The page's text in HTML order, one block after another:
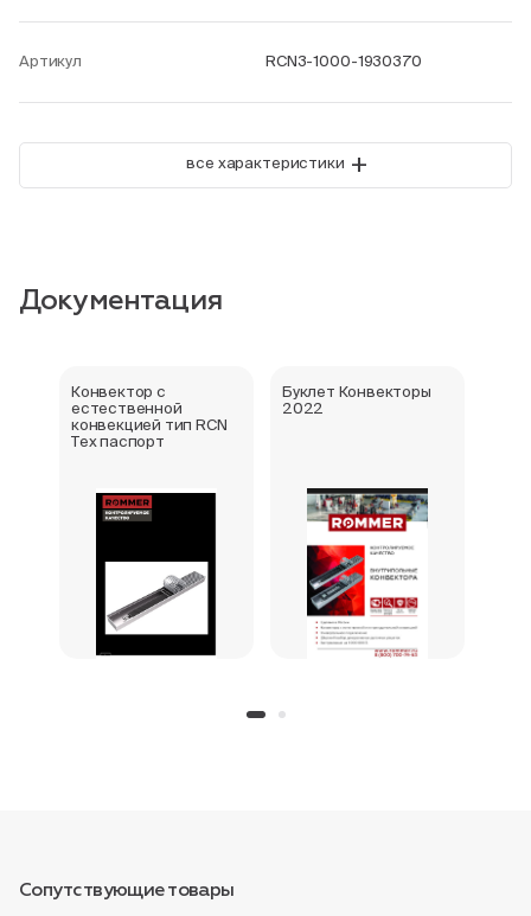
Артикул RCN3-1000-1930370
все характеристики +
Документация
Конвектор с
естественной
конвекцией тип RCN
Тех паспорт
Буклет Конвекторы
2022
Сопутствующие товары